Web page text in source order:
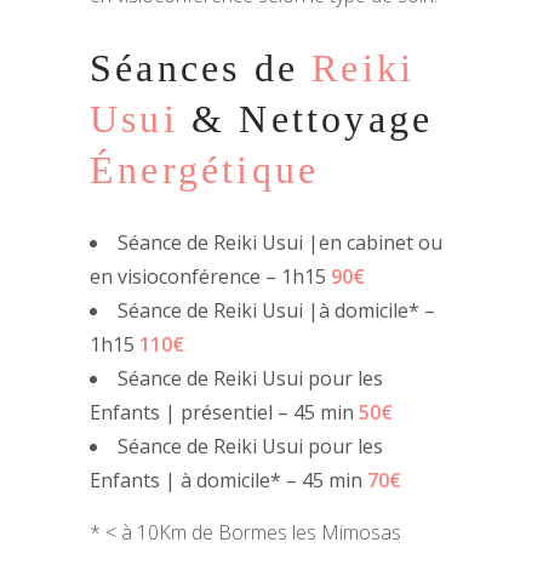
Séances de Reiki
Usui & Nettoyage
Énergétique
Séance de Reiki Usui |en cabinet ou
en visioconférence – 1h15 90€
Séance de Reiki Usui |à domicile* –
1h15 110€
Séance de Reiki Usui pour les
Enfants | présentiel – 45 min 50€
Séance de Reiki Usui pour les
Enfants | à domicile* – 45 min 70€
* < à 10Km de Bormes les Mimosas